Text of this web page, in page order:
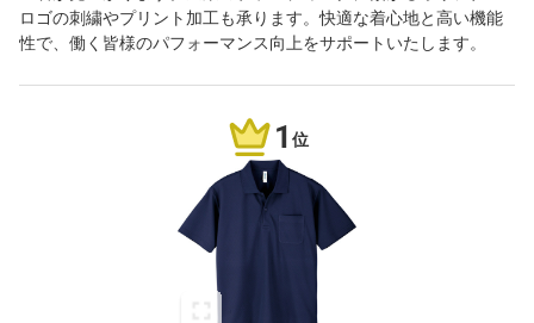
ロゴの刺繍やプリント加工も承ります。快適な着心地と高い機能
性で、働く皆様のパフォーマンス向上をサポートいたします。
1 位